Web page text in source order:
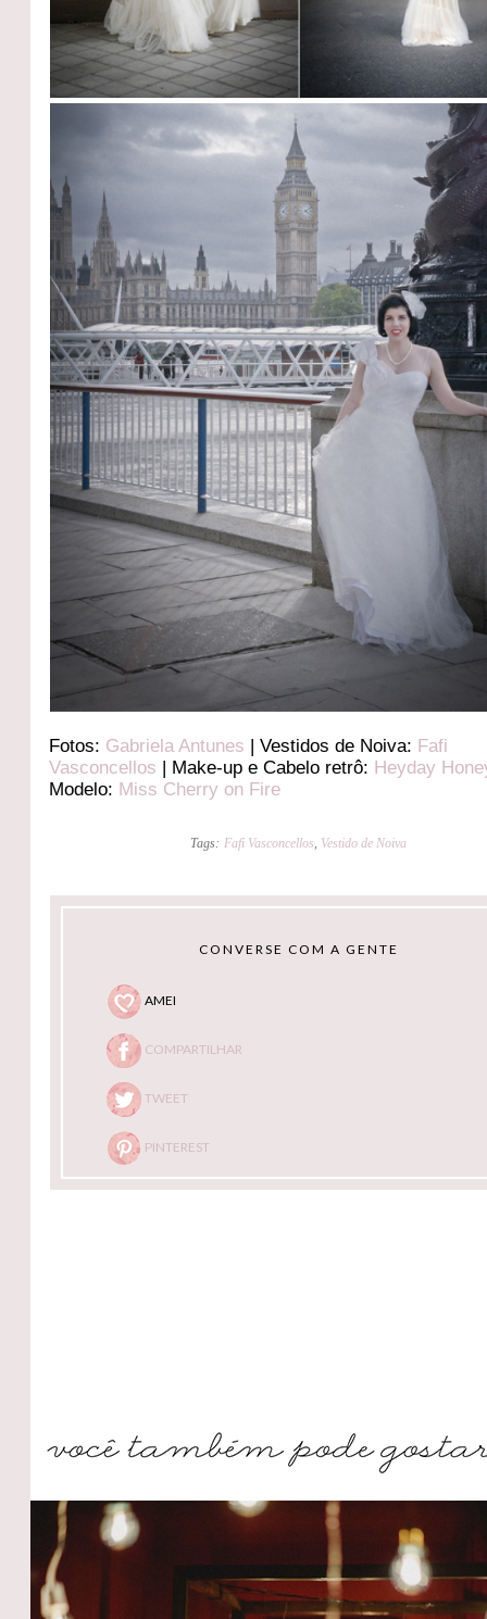
Fotos: Gabriela Antunes | Vestidos de Noiva: Fafi
Vasconcellos | Make-up e Cabelo retrô: Heyday
Modelo: Miss Cherry on Fire
Tags: Fafi Vasconcellos, Vestido de Noiva
CONVERSE COM A GENTE
AMEI
COMPARTILHAR
TWEET
PINTEREST